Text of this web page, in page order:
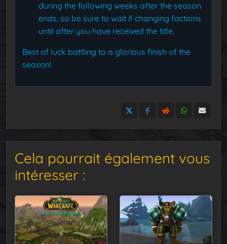
during the following weeks after the season
ends, so be sure to wait if changing factions
until after you have received the title.
Best of luck battling to a glorious finish of the
season!
Cela pourrait également vous
intéresser :